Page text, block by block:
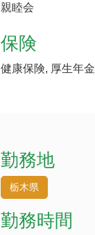
親睦会
保険
健康保険, 厚生年
勤務地
栃木県
勤務時間